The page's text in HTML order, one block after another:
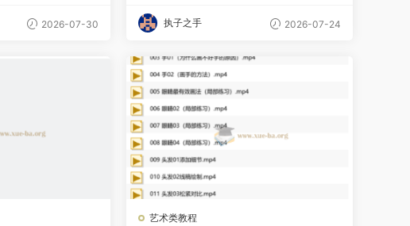
2026-07-30 执子之手 2026-07-24
艺术类教程